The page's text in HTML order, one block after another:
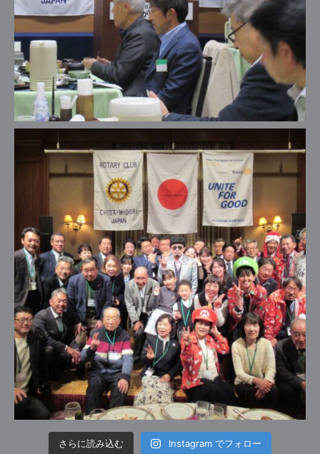
さらに読み込む Instagram でフォロー